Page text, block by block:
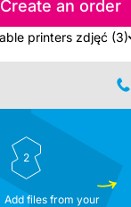
Create an order
Show nearest available printers zdjęć (3)
2
Add files from your